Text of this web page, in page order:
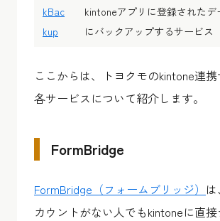
kBac
kup
kintoneアプリに登録されたデ
にバックアップするサービス
ここからは、トヨクモのkintone連
各サービスについて紹介します。
FormBridge
FormBridge（フォームブリッジ）
カウントがない人でもkintoneに直